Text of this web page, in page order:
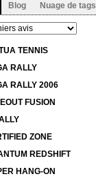
Blog Nuage de tags
TENNIS
RALLY
RALLY 2006
FUSION
ZONE
REDSHIFT
HANG-ON